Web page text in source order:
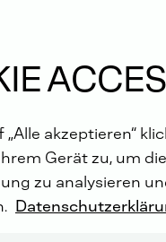
„Alle akzeptieren“
Gerät zu, um
zu analysieren